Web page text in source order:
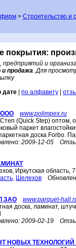
фирм > Строительство и
покрытия:
и
и продажа. Для
дате по алфавиту
www.polimpex.ru
(Quick Step) оптом,
паркет
доска Forbo.
2009-12-05
Иркутская область,
, Шелехов
ЗАО
www.parquet-
доска, ламинат,
2009-02-19
НОВЫХ ТЕХНОЛОГИЙ